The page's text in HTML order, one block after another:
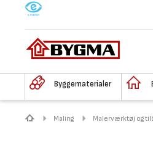
M
Byggematerialer
Maling Malerværktøj og